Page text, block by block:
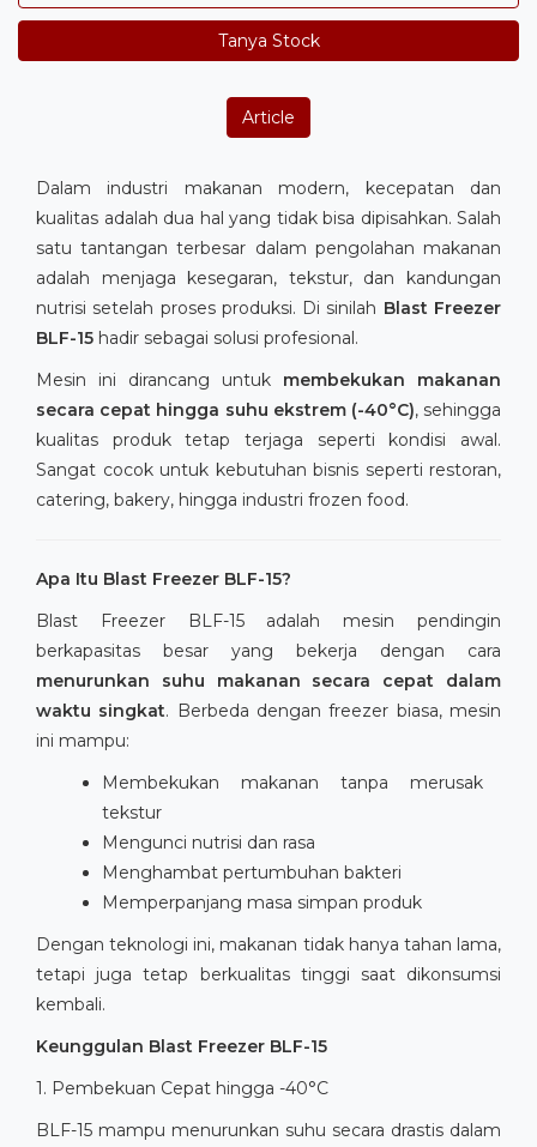
Tanya Stock
Article
Dalam industri makanan modern, kecepatan dan
kualitas adalah dua hal yang tidak bisa dipisahkan. Salah
satu tantangan terbesar dalam pengolahan makanan
adalah menjaga kesegaran, tekstur, dan kandungan
nutrisi setelah proses produksi. Di sinilah Blast Freezer
BLF-15 hadir sebagai solusi profesional.
Mesin ini dirancang untuk membekukan makanan
secara cepat hingga suhu ekstrem (-40°C), sehingga
kualitas produk tetap terjaga seperti kondisi awal.
Sangat cocok untuk kebutuhan bisnis seperti restoran,
catering, bakery, hingga industri frozen food.
Apa Itu Blast Freezer BLF-15?
Blast Freezer BLF-15 adalah mesin pendingin
berkapasitas besar yang bekerja dengan cara
menurunkan suhu makanan secara cepat dalam
waktu singkat. Berbeda dengan freezer biasa, mesin
ini mampu:
Membekukan makanan tanpa merusak
tekstur
Mengunci nutrisi dan rasa
Menghambat pertumbuhan bakteri
Memperpanjang masa simpan produk
Dengan teknologi ini, makanan tidak hanya tahan lama,
tetapi juga tetap berkualitas tinggi saat dikonsumsi
kembali.
Keunggulan Blast Freezer BLF-15
1. Pembekuan Cepat hingga -40°C
BLF-15 mampu menurunkan suhu secara drastis dalam